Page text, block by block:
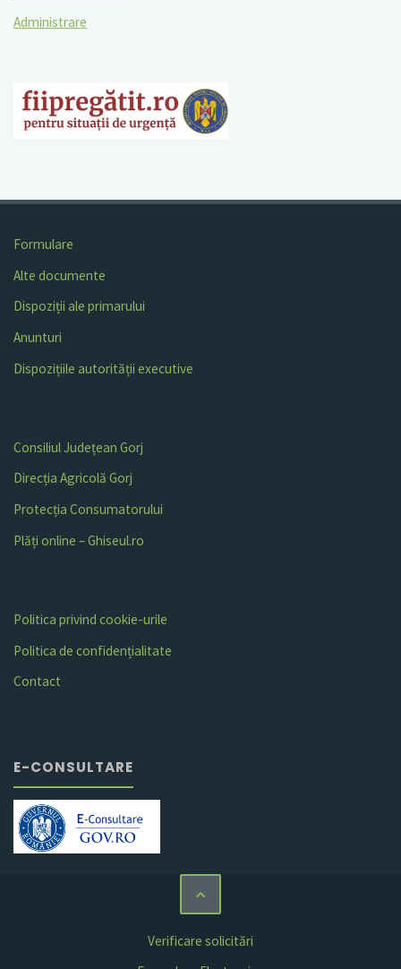
Administrare
Formulare
Alte documente
Dispoziții ale primarului
Anunturi
Dispozițiile autorității executive
Consiliul Județean Gorj
Direcția Agricolă Gorj
Protecția Consumatorului
Plăți online – Ghiseul.ro
Politica privind cookie-urile
Politica de confidențialitate
Contact
E-CONSULTARE
Verificare solicitări